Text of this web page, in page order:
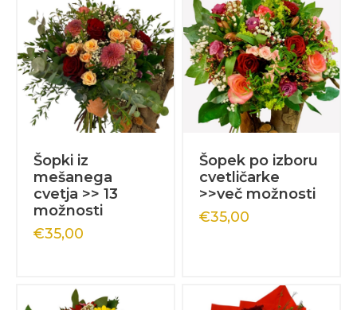
Šopki iz
mešanega
cvetja >> 13
možnosti
€35,00
Šopek po izboru
cvetličarke
>>več možnosti
€35,00